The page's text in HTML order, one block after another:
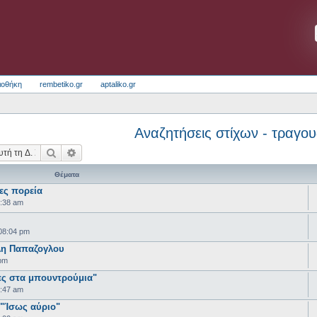
rembetiko.gr aptaliko.gr
Αναζητήσεις στίχων -
Αναζήτηση
Θέματα
πορεία
am
pm
Παπαζογλου
στα μπουντρούμια"
am
"Ίσως αύριο"